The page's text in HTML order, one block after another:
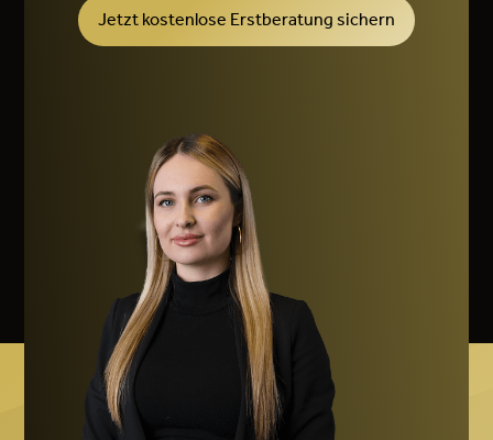
Jetzt kostenlose Erstberatung sichern